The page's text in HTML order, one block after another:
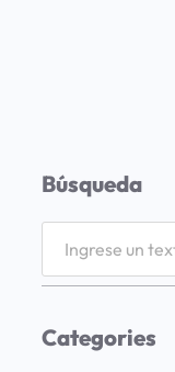
Búsqueda
r
Categories